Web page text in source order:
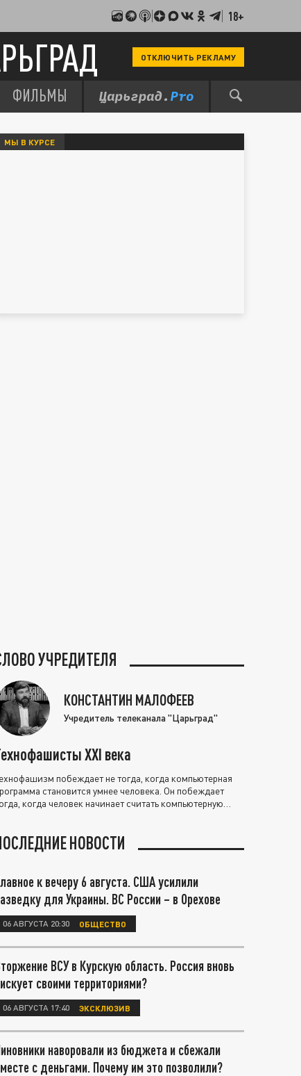
18+
ОТКЛЮЧИТЬ РЕКЛАМУ
ФИЛЬМЫ
МЫ В КУРСЕ
УЧРЕДИТЕЛЯ
КОНСТАНТИН МАЛОФЕЕВ
Учредитель телеканала "Царьград"
XXI века
побеждает не тогда, когда компьютерная
становится умнее человека. Он побеждает
когда человек начинает считать компьютерную
НОВОСТИ
к вечеру 6 августа. США усилили
для Украины. ВС России – в Орехове
06 АВГУСТА 20:30 ОБЩЕСТВО
ВСУ в Курскую область. Россия вновь
своими территориями?
06 АВГУСТА 17:40 ЭКСКЛЮЗИВ
наворовали из бюджета и сбежали
с деньгами. Почему им это позволили?